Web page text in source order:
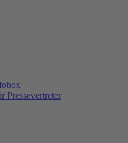
Pressevertreter